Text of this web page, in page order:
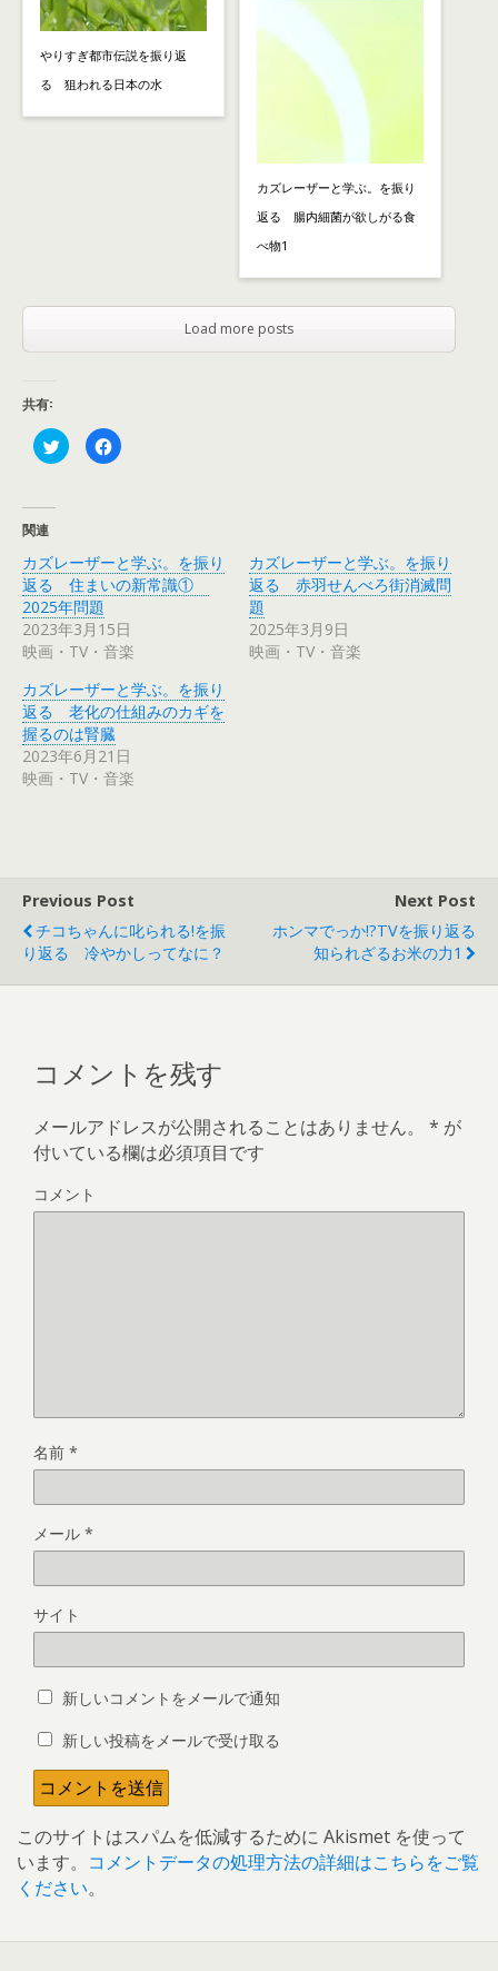
やりすぎ都市伝説を振り返
る 狙われる日本の水
カズレーザーと学ぶ。を振り
返る 腸内細菌が欲しがる食
べ物1
Load more posts
共有:
ク
リ
t
t
r
で
共
有
(
い
ウ
ィ
ン
ド
ウ
で
開
F
a
共
有
す
る
は
ク
リ
ク
し
て
く
だ
さ
い
(
新
で
開
き
ま
す
)
関連
カズレーザーと学ぶ。を振り
返る 住まいの新常識①
2025年問題
2023年3月15日
映画・TV・音楽
カズレーザーと学ぶ。を振り
返る 赤羽せんべろ街消滅問
題
2025年3月9日
映画・TV・音楽
カズレーザーと学ぶ。を振り
返る 老化の仕組みのカギを
握るのは腎臓
2023年6月21日
映画・TV・音楽
Previous Post
チコちゃんに叱られる!を振
り返る 冷やかしってなに？
Next Post
ホンマでっか!?TVを振り返る
知られざるお米の力1
コメントを残す
メールアドレスが公開されることはありません。 * が
付いている欄は必須項目です
コメント
名前 *
メール *
サイト
新しいコメントをメールで通知
新しい投稿をメールで受け取る
このサイトはスパムを低減するために Akismet を使って
います。 コメントデータの処理方法の詳細はこちらをご覧
ください。